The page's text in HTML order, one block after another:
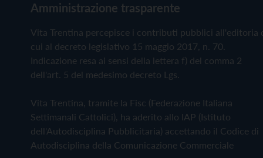
Amministrazione trasparente
Vita Trentina percepisce i contributi pubblici all'editoria
cui al decreto legislativo 15 maggio 2017, n. 70.
Indicazione resa ai sensi della lettera f) del comma 2
dell'art. 5 del medesimo decreto Lgs.
Vita Trentina, tramite la Fisc (Federazione Italiana
Settimanali Cattolici), ha aderito allo IAP (Istituto
dell'Autodisciplina Pubblicitaria) accettando il Codice di
Autodisciplina della Comunicazione Commerciale